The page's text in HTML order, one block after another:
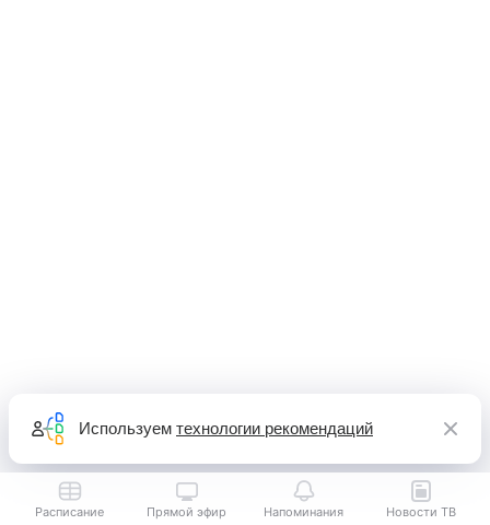
Расписание Прямой эфир Напоминания Новости ТВ
Используем технологии рекомендаций